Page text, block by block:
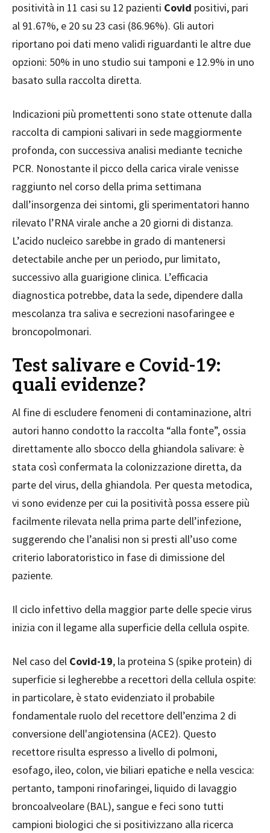
positività in 11 casi su 12 pazienti Covid positivi, pari
al 91.67%, e 20 su 23 casi (86.96%). Gli autori
riportano poi dati meno validi riguardanti le altre due
opzioni: 50% in uno studio sui tamponi e 12.9% in uno
basato sulla raccolta diretta.
Indicazioni più promettenti sono state ottenute dalla
raccolta di campioni salivari in sede maggiormente
profonda, con successiva analisi mediante tecniche
PCR. Nonostante il picco della carica virale venisse
raggiunto nel corso della prima settimana
dall’insorgenza dei sintomi, gli sperimentatori hanno
rilevato l’RNA virale anche a 20 giorni di distanza.
L’acido nucleico sarebbe in grado di mantenersi
detectabile anche per un periodo, pur limitato,
successivo alla guarigione clinica. L’efficacia
diagnostica potrebbe, data la sede, dipendere dalla
mescolanza tra saliva e secrezioni nasofaringee e
broncopolmonari.
Test salivare e Covid-19:
quali evidenze?
Al fine di escludere fenomeni di contaminazione, altri
autori hanno condotto la raccolta “alla fonte”, ossia
direttamente allo sbocco della ghiandola salivare: è
stata così confermata la colonizzazione diretta, da
parte del virus, della ghiandola. Per questa metodica,
vi sono evidenze per cui la positività possa essere più
facilmente rilevata nella prima parte dell’infezione,
suggerendo che l’analisi non si presti all’uso come
criterio laboratoristico in fase di dimissione del
paziente.
Il ciclo infettivo della maggior parte delle specie virus
inizia con il legame alla superficie della cellula ospite.
Nel caso del Covid-19, la proteina S (spike protein) di
superficie si legherebbe a recettori della cellula ospite:
in particolare, è stato evidenziato il probabile
fondamentale ruolo del recettore dell’enzima 2 di
conversione dell'angiotensina (ACE2). Questo
recettore risulta espresso a livello di polmoni,
esofago, ileo, colon, vie biliari epatiche e nella vescica:
pertanto, tamponi rinofaringei, liquido di lavaggio
broncoalveolare (BAL), sangue e feci sono tutti
campioni biologici che si positivizzano alla ricerca